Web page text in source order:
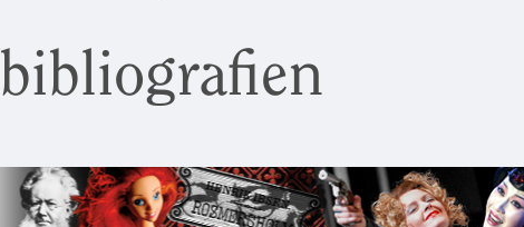
bibliografien